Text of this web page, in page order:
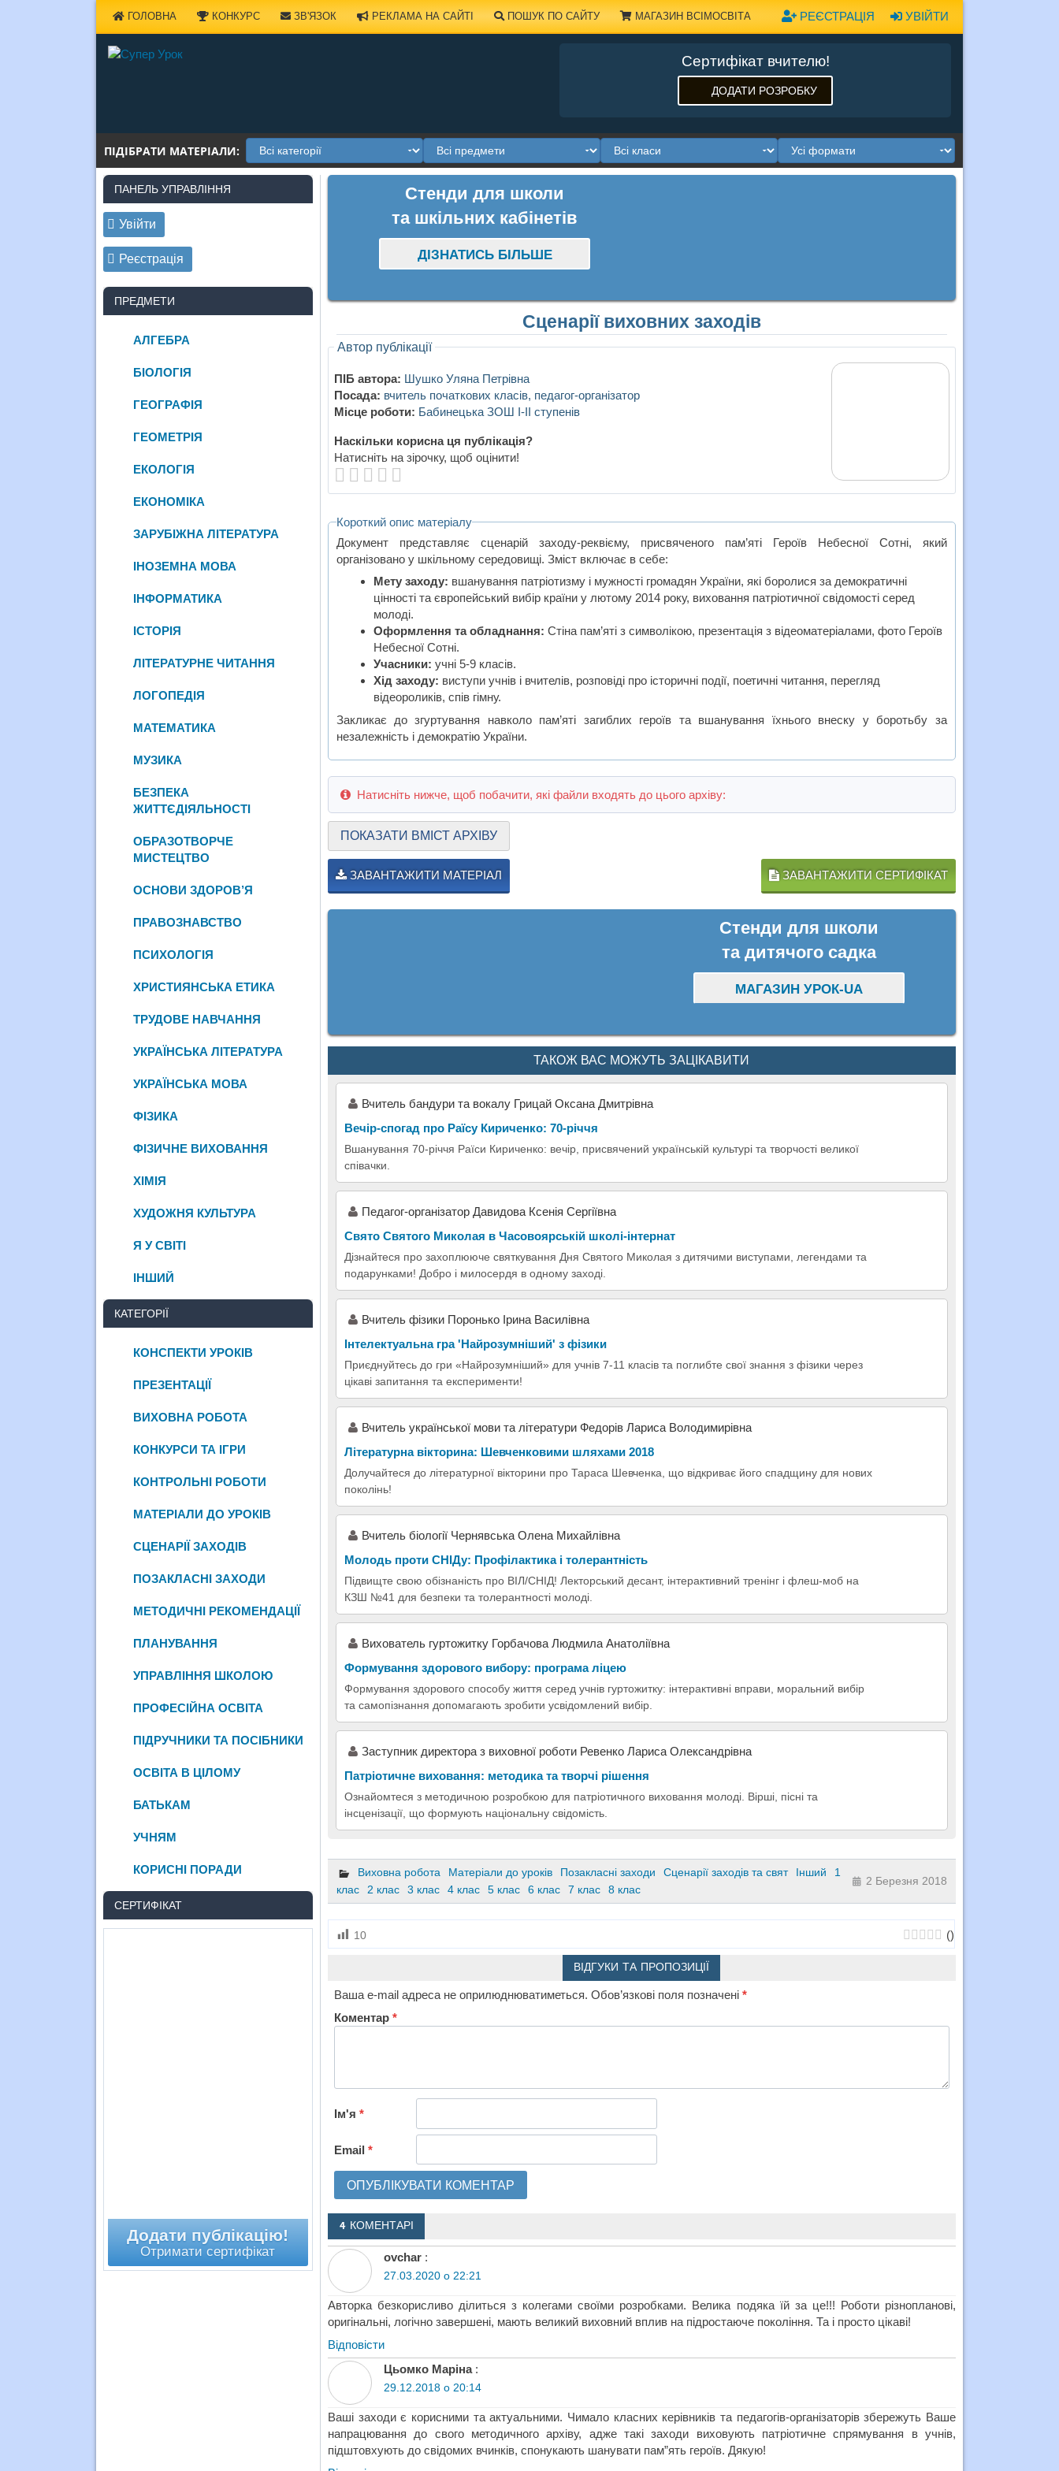
УВІЙТИ
РЕЄСТРАЦІЯ
ГОЛОВНА КОНКУРС ЗВ'ЯЗОК РЕКЛАМА НА САЙТІ ПОШУК ПО САЙТУ МАГАЗИН ВСІМОСВІТА
Сертифікат вчителю!
ДОДАТИ РОЗРОБКУ
ПІДІБРАТИ МАТЕРІАЛИ:
Стенди для школи
та шкільних кабінетів
ДІЗНАТИСЬ БІЛЬШЕ
Сценарії виховних заходів
Автор публікації
ПІБ автора: Шушко Уляна Петрівна
Посада: вчитель початкових класів, педагог-організатор
Місце роботи: Бабинецька ЗОШ І-ІІ ступенів
Наскільки корисна ця публікація?
Натисніть на зірочку, щоб оцінити!
Короткий опис матеріалу
Документ представляє сценарій заходу-реквієму, присвяченого пам’яті Героїв Небесної Сотні, який
організовано у шкільному середовищі. Зміст включає в себе:
Мету заходу: вшанування патріотизму і мужності громадян України, які боролися за демократичні
цінності та європейський вибір країни у лютому 2014 року, виховання патріотичної свідомості серед
молоді.
Оформлення та обладнання: Стіна пам’яті з символікою, презентація з відеоматеріалами, фото Героїв
Небесної Сотні.
Учасники: учні 5-9 класів.
Хід заходу: виступи учнів і вчителів, розповіді про історичні події, поетичні читання, перегляд
відеороликів, спів гімну.
Закликає до згуртування навколо пам’яті загиблих героїв та вшанування їхнього внеску у боротьбу за
незалежність і демократію України.
Натисніть нижче, щоб побачити, які файли входять до цього архіву:
ПОКАЗАТИ ВМІСТ АРХІВУ
ЗАВАНТАЖИТИ МАТЕРІАЛ ЗАВАНТАЖИТИ СЕРТИФІКАТ
Стенди для школи
та дитячого садка
МАГАЗИН УРОК-UA
ТАКОЖ ВАС МОЖУТЬ ЗАЦІКАВИТИ
Вчитель бандури та вокалу Грицай Оксана Дмитрівна
Вечір-спогад про Раїсу Кириченко: 70-річчя
Вшанування 70-річчя Раїси Кириченко: вечір, присвячений українській культурі та творчості великої
співачки.
Педагог-організатор Давидова Ксенія Сергіївна
Свято Святого Миколая в Часовоярській школі-інтернат
Дізнайтеся про захоплююче святкування Дня Святого Миколая з дитячими виступами, легендами та
подарунками! Добро і милосердя в одному заході.
Вчитель фізики Поронько Ірина Василівна
Інтелектуальна гра 'Найрозумніший' з фізики
Приєднуйтесь до гри «Найрозумніший» для учнів 7-11 класів та поглибте свої знання з фізики через
цікаві запитання та експерименти!
Вчитель української мови та літератури Федорів Лариса Володимирівна
Літературна вікторина: Шевченковими шляхами 2018
Долучайтеся до літературної вікторини про Тараса Шевченка, що відкриває його спадщину для нових
поколінь!
Вчитель біології Чернявська Олена Михайлівна
Молодь проти СНІДу: Профілактика і толерантність
Підвищте свою обізнаність про ВІЛ/СНІД! Лекторський десант, інтерактивний тренінг і флеш-моб на
КЗШ №41 для безпеки та толерантності молоді.
Вихователь гуртожитку Горбачова Людмила Анатоліївна
Формування здорового вибору: програма ліцею
Формування здорового способу життя серед учнів гуртожитку: інтерактивні вправи, моральний вибір
та самопізнання допомагають зробити усвідомлений вибір.
Заступник директора з виховної роботи Ревенко Лариса Олександрівна
Патріотичне виховання: методика та творчі рішення
Ознайомтеся з методичною розробкою для патріотичного виховання молоді. Вірші, пісні та
інсценізації, що формують національну свідомість.
Виховна робота Матеріали до уроків Позакласні заходи Сценарії заходів та свят Інший
1
клас
2 клас 3 клас 4 клас 5 клас 6 клас 7 клас 8 клас
2 Березня 2018
10 ()
ВІДГУКИ ТА ПРОПОЗИЦІЇ
Ваша e-mail адреса не оприлюднюватиметься. Обов’язкові поля позначені *
Коментар *
Ім'я *
Email *
4 КОМЕНТАРІ
ovchar :
27.03.2020 о 22:21
Авторка безкорисливо ділиться з колегами своїми розробками. Велика подяка їй за це!!! Роботи різнопланові,
оригінальні, логічно завершені, мають великий виховний вплив на підростаюче покоління. Та і просто цікаві!
Відповіcти
Цьомко Маріна :
29.12.2018 о 20:14
Ваші заходи є корисними та актуальними. Чимало класних керівників та педагогів-організаторів збережуть Ваше
напрацювання до свого методичного архіву, адже такі заходи виховують патріотичне спрямування в учнів,
підштовхують до свідомих вчинків, спонукають шанувати пам”ять героїв. Дякую!
ПАНЕЛЬ УПРАВЛІННЯ
Увійти
Реєстрація
ПРЕДМЕТИ
АЛГЕБРА
БІОЛОГІЯ
ГЕОГРАФІЯ
ГЕОМЕТРІЯ
ЕКОЛОГІЯ
ЕКОНОМІКА
ЗАРУБІЖНА ЛІТЕРАТУРА
ІНОЗЕМНА МОВА
ІНФОРМАТИКА
ІСТОРІЯ
ЛІТЕРАТУРНЕ ЧИТАННЯ
ЛОГОПЕДІЯ
МАТЕМАТИКА
МУЗИКА
БЕЗПЕКА
ЖИТТЄДІЯЛЬНОСТІ
ОБРАЗОТВОРЧЕ
МИСТЕЦТВО
ОСНОВИ ЗДОРОВ’Я
ПРАВОЗНАВСТВО
ПСИХОЛОГІЯ
ХРИСТИЯНСЬКА ЕТИКА
ТРУДОВЕ НАВЧАННЯ
УКРАЇНСЬКА ЛІТЕРАТУРА
УКРАЇНСЬКА МОВА
ФІЗИКА
ФІЗИЧНЕ ВИХОВАННЯ
ХІМІЯ
ХУДОЖНЯ КУЛЬТУРА
Я У СВІТІ
ІНШИЙ
КАТЕГОРІЇ
КОНСПЕКТИ УРОКІВ
ПРЕЗЕНТАЦІЇ
ВИХОВНА РОБОТА
КОНКУРСИ ТА ІГРИ
КОНТРОЛЬНІ РОБОТИ
МАТЕРІАЛИ ДО УРОКІВ
СЦЕНАРІЇ ЗАХОДІВ
ПОЗАКЛАСНІ ЗАХОДИ
МЕТОДИЧНІ РЕКОМЕНДАЦІЇ
ПЛАНУВАННЯ
УПРАВЛІННЯ ШКОЛОЮ
ПРОФЕСІЙНА ОСВІТА
ПІДРУЧНИКИ ТА ПОСІБНИКИ
ОСВІТА В ЦІЛОМУ
БАТЬКАМ
УЧНЯМ
КОРИСНІ ПОРАДИ
СЕРТИФІКАТ
Додати публікацію!
Отримати сертифікат